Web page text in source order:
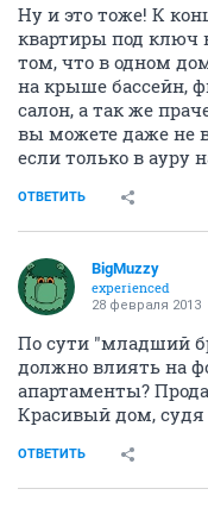
Ну и это тоже! К
квартиры под ключ
том, что в одном
на крыше бассейн,
салон, а так же
вы можете даже не
если только в ауру
ОТВЕТИТЬ
BigMuzzy
experienced
28 февраля 2013
По сути "младший
должно влиять на
апартаменты?
Красивый дом, судя
ОТВЕТИТЬ